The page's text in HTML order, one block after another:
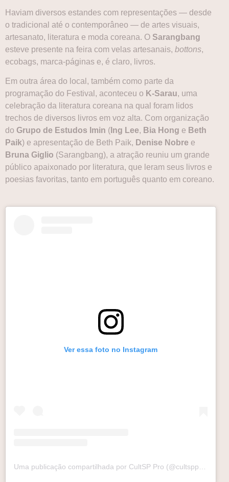
Haviam diversos estandes com representações — desde
o tradicional até o contemporâneo — de artes visuais,
artesanato, literatura e moda coreana. O Sarangbang
esteve presente na feira com velas artesanais, bottons,
ecobags, marca-páginas e, é claro, livros.
Em outra área do local, também como parte da
programação do Festival, aconteceu o K-Sarau, uma
celebração da literatura coreana na qual foram lidos
trechos de diversos livros em voz alta. Com organização
do Grupo de Estudos Imin ( Ing Lee, Bia Hong e Beth
Paik) e apresentação de Beth Paik, Denise Nobre e
Bruna Giglio (Sarangbang), a atração reuniu um grande
público apaixonado por literatura, que leram seus livros e
poesias favoritas, tanto em português quanto em coreano.
Ver essa foto no Instagram